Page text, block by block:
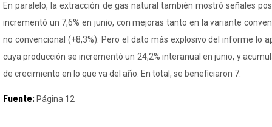
En paralelo, la extracción de gas natural también mostró señales
incrementó un 7,6% en junio, con mejoras tanto en la variante
no convencional (+8,3%). Pero el dato más explosivo del informe lo
cuya producción se incrementó un 24,2% interanual en junio, y
de crecimiento en lo que va del año. En total, se beneficiaron 7.
Fuente: Página 12